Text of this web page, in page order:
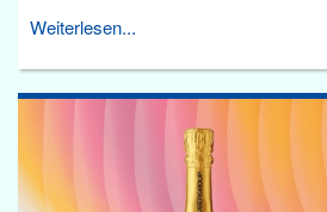
Weiterlesen...